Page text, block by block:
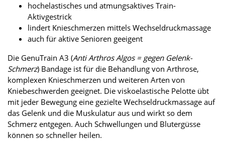
hochelastisches und atmungsaktives Train-
Aktivgestrick
lindert Knieschmerzen mittels Wechseldruckmassage
auch für aktive Senioren geeigent
Die GenuTrain A3 (Anti Arthros Algos = gegen Gelenk-
Schmerz) Bandage ist für die Behandlung von Arthrose,
komplexen Knieschmerzen und weiteren Arten von
Kniebeschwerden geeignet. Die viskoelastische Pelotte übt
mit jeder Bewegung eine gezielte Wechseldruckmassage auf
das Gelenk und die Muskulatur aus und wirkt so dem
Schmerz entgegen. Auch Schwellungen und Blutergüsse
können so schneller heilen.